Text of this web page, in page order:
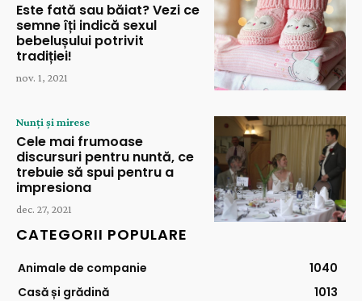
Este fată sau băiat? Vezi ce
semne îți indică sexul
bebelușului potrivit
tradiției!
nov. 1, 2021
Nunți și mirese
Cele mai frumoase
discursuri pentru nuntă, ce
trebuie să spui pentru a
impresiona
dec. 27, 2021
CATEGORII POPULARE
Animale de companie
1040
Casă și grădină
1013